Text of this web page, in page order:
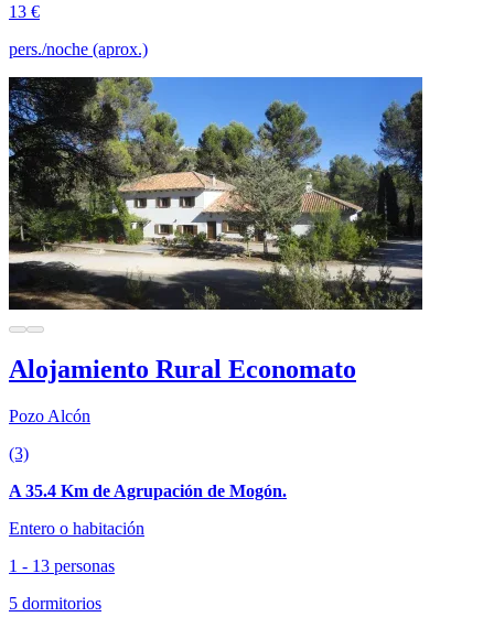
13 €
pers./noche (aprox.)
Alojamiento Rural Economato
Pozo Alcón
(3)
A 35.4 Km de Agrupación de Mogón.
Entero o habitación
1 - 13 personas
5 dormitorios